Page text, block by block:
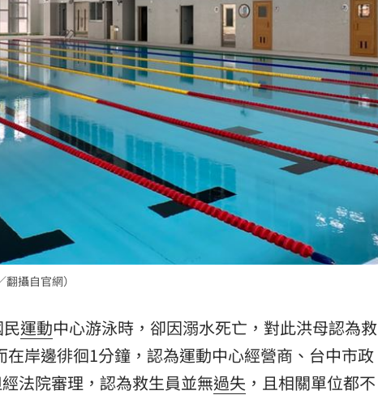
12:00
攝自官網）
運動中心游泳時，卻因溺水死亡，對此洪母認為救
岸邊徘徊1分鐘，認為運動中心經營商、台中市政
法院審理，認為救生員並無過失 ，且相關單位都不